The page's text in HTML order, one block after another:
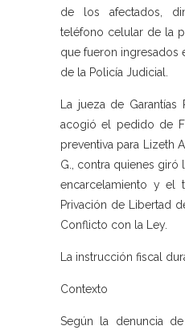
de los afectados,
teléfono celular de la
que fueron ingresados
de la Policía Judicial.
La jueza de Garantías
acogió el pedido de
preventiva para Lizeth
G., contra quienes giró
encarcelamiento y el
Privación de Libertad
Conflicto con la Ley.
La instrucción fiscal
Contexto
Según la denuncia